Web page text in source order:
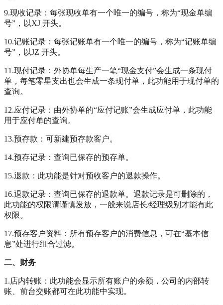
9.现收记录：每张现收单有一个唯一的编号，称为“现金单编
号”，以XJ 开头。
10.记账记录：每张记账单有一个唯一的编号，称为“记账单编
号”，以JZ 开头。
11.现付记录：外协单每生产一笔“现金支付”会生成一条现付
单，每笔零星支出也会生成一条现付单，此功能用于现付单的
查询。
12.应付记录：由外协单的“应付记账”会生成应付单，此功能
用于应付单的查询。
13.预存款：可新建预存款客户。
14.预存记录：查询已保存的预存单。
15.退款：此功能是针对预收客户的退款操作。
16.退款记录：查询已保存的退款单。退款记录是可删除的，
此功能的权限请谨慎发放，一般来说店长/经理级别才能有此
权限。
17.预存客户资料：所有预存客户的消费信息，可在“基本信
息”处进行组合过滤。
二、财务
1.店内转账：此功能会显示所有账户的余额，公司的内部转
账、前台交账都可在此功能中实现。